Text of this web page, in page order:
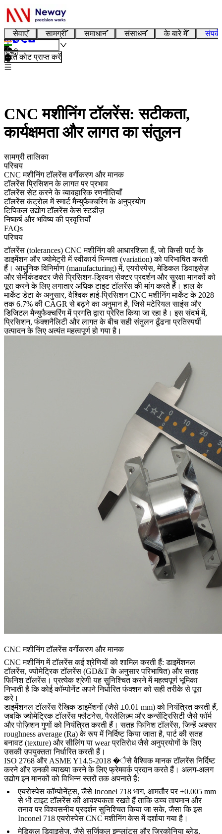
सेवाएं सामग्री समाधान संसाधन के बारे में
हिन्दी
तुरंत कोट प्राप्त करें
CNC मशीनिंग टॉलरेंस: सटीकता,
कार्यक्षमता और लागत का संतुलन
सामग्री तालिका
परिचय
CNC मशीनिंग टॉलरेंस वर्गीकरण और मानक
टॉलरेंस प्रिसिशन के लागत पर प्रभाव
टॉलरेंस सेट करने के व्यावहारिक रणनीतियाँ
टॉलरेंस कंट्रोल में स्मार्ट मैन्युफैक्चरिंग के अनुप्रयोग
टिपिकल उद्योग टॉलरेंस केस स्टडीज़
निष्कर्ष और भविष्य की प्रवृत्तियाँ
FAQs
परिचय
टॉलरेंस (tolerances) CNC मशीनिंगकी आधारशिला हैं, जो किसी पार्ट के
डाइमेंशन और ज्योमेट्री में स्वीकार्य भिन्नता (variation) को परिभाषित करती
हैं। आधुनिक विनिर्माण (manufacturing) में, एयरोस्पेस, मेडिकल डिवाइसेज़
और सेमीकंडक्टर जैसे प्रिसिशन-ड्रिवन सेक्टर प्रदर्शन और सुरक्षा मानकों को
पूरा करने के लिए लगातार अधिक टाइट टॉलरेंस की मांग करते हैं। हाल के
मार्केट डेटा के अनुसार, वैश्विक हाई-प्रिसिशन CNC मशीनिंग मार्केट के 2028
तक 6.7% की CAGR से बढ़ने का अनुमान है, जिसे मटेरियल साइंस और
डिजिटल मैन्युफैक्चरिंग में प्रगति द्वारा प्रेरित किया जा रहा है। इस संदर्भ में,
प्रिसिशन, फंक्शनैलिटी और लागत के बीच सही संतुलन ढूँढना प्रतिस्पर्धी
उत्पादन के लिए अत्यंत महत्वपूर्ण हो गया है।
CNC मशीनिंग टॉलरेंस वर्गीकरण और मानक
CNC मशीनिंग में टॉलरेंस कई श्रेणियों को शामिल करती हैं: डाइमेंशनल
टॉलरेंस, ज्योमेट्रिक टॉलरेंस (GD&T के अनुसार परिभाषित) और सतह
फिनिश टॉलरेंस। प्रत्येक श्रेणी यह सुनिश्चित करने में महत्वपूर्ण भूमिका
निभाती है कि कोई कॉम्पोनेंट अपने निर्धारित फंक्शन को सही तरीके से पूरा
करे।
डाइमेंशनल टॉलरेंस रैखिक डाइमेंशनों (जैसे ±0.01 mm) को नियंत्रित करती हैं,
जबकि ज्योमेट्रिक टॉलरेंस फ्लैटनेस, पैरलेलिज़्म और कन्सेंट्रिसिटी जैसे फॉर्म
और पोज़िशन गुणों को नियंत्रित करती हैं। सतह फिनिश टॉलरेंस, जिन्हें अक्सर
roughness average (Ra) के रूप में निर्दिष्ट किया जाता है, पार्ट की सतह
बनावट (texture) और सीलिंग या wear प्रतिरोध जैसे अनुप्रयोगों के लिए
उसकी उपयुक्तता निर्धारित करती हैं।
ISO 2768 और ASME Y14.5-2018 �ैसे वैश्विक मानक टॉलरेंस निर्दिष्ट
करने और उनकी व्याख्या करने के लिए फ्रेमवर्क प्रदान करते हैं। अलग-अलग
उद्योग इन मानकों को विभिन्न स्तरों तक अपनाते हैं:
एयरोस्पेस कॉम्पोनेंट्स, जैसे Inconel 718 भाग, आमतौर पर ±0.005 mm
से भी टाइट टॉलरेंस की आवश्यकता रखते हैं ताकि उच्च तापमान और
तनाव पर विश्वसनीय प्रदर्शन सुनिश्चित किया जा सके, जैसा कि इस
Inconel 718 एयरोस्पेस CNC मशीनिंग केसमें दर्शाया गया है।
मेडिकल डिवाइसेज़, जैसे सर्जिकल इम्प्लांट्स और ज़िरकोनिया ब्लेड,